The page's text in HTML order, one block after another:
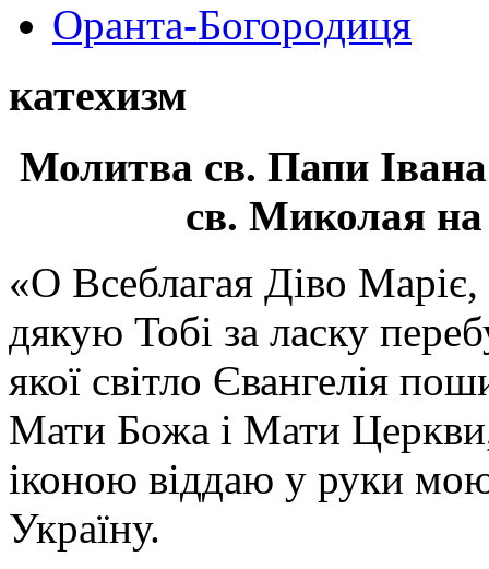
Оранта-Богородиця
катехизм
Молитва св. Папи
св. Миколая на
«О Всеблагая Діво
дякую Тобі за ласку
якої світло Євангелія
Мати Божа і Мати
іконою віддаю у руки
Україну.